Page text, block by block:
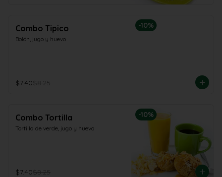
-10%
Combo Tipico
Bolón, jugo y huevo
$7.40$8.25
-10%
Combo Tortilla
Tortilla de verde, jugo y huevo
$7.40$8.25